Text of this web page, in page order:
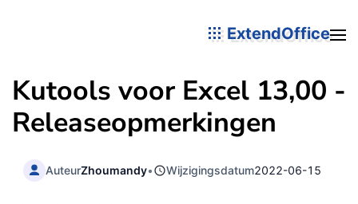
ExtendOffice
Kutools voor Excel 13,00 -
Releaseopmerkingen
AuteurZhoumandy• Wijzigingsdatum2022-06-15